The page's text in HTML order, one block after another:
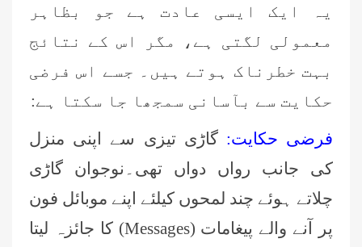
یہ ایک ایسی عادت ہے جو بظاہر
معمولی لگتی ہے، مگر اس کے نتائج
بہت خطرناک ہوتے ہیں۔ جسے اس فرضی
حکایت سے بآسانی سمجھا جا سکتا ہے:
فرضی حکایت:گاڑی تیزی سے اپنی منزل
کی جانب رواں دواں تھی۔نوجوان گاڑی
چلاتے ہوئے چند لمحوں کیلئے اپنے موبائل فون
پر آنے والے پیغامات (Messages) کا جائزہ لیتا